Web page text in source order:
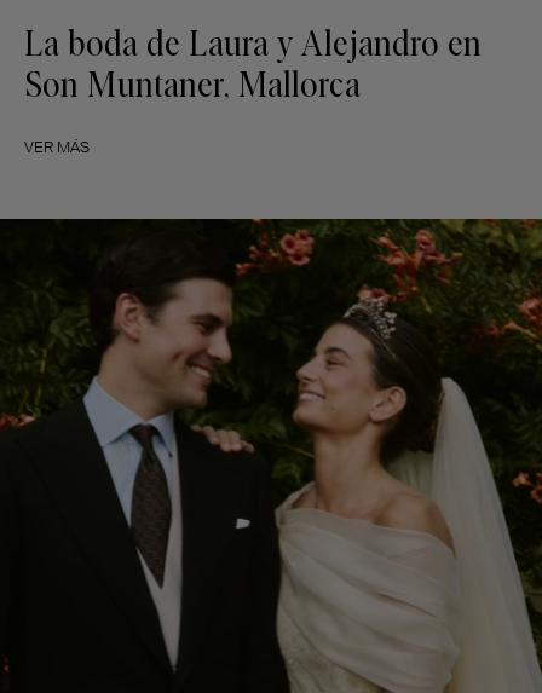
La boda de Laura y Alejandro en
Son Muntaner, Mallorca
VER MÁS